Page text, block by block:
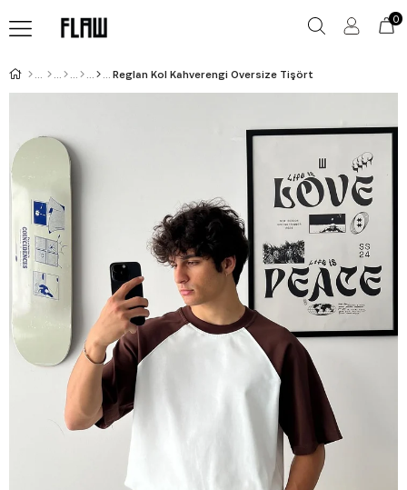
0
Reglan Kol Kahverengi Oversize Tişört